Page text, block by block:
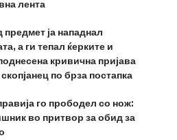
лента
предмет ја нападнал
а ги тепал ќерките и
кривична пријава
по брза постапка
го прободел со нож:
во притвор за обид за